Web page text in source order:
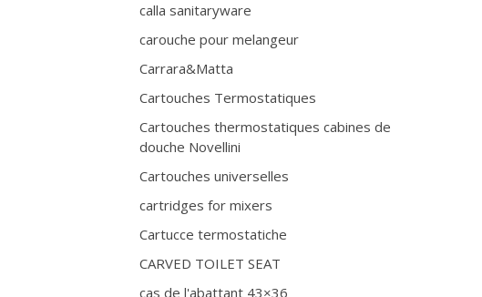
calla sanitaryware
carouche pour melangeur
Carrara&Matta
Cartouches Termostatiques
Cartouches thermostatiques cabines de
douche Novellini
Cartouches universelles
cartridges for mixers
Cartucce termostatiche
CARVED TOILET SEAT
cas de l'abattant 43×36